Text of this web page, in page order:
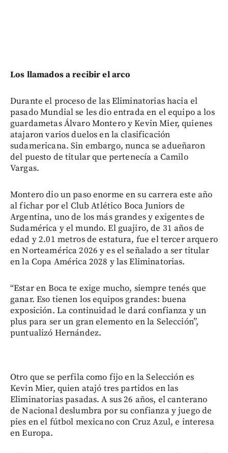
Los llamados a recibir el arco
Durante el proceso de las Eliminatorias hacia el
pasado Mundial se les dio entrada en el equipo a los
guardametas Álvaro Montero y Kevin Mier, quienes
atajaron varios duelos en la clasificación
sudamericana. Sin embargo, nunca se adueñaron
del puesto de titular que pertenecía a Camilo
Vargas.
Montero dio un paso enorme en su carrera este año
al fichar por el Club Atlético Boca Juniors de
Argentina, uno de los más grandes y exigentes de
Sudamérica y el mundo. El guajiro, de 31 años de
edad y 2.01 metros de estatura, fue el tercer arquero
en Norteamérica 2026 y es el señalado a ser titular
en la Copa América 2028 y las Eliminatorias.
“Estar en Boca te exige mucho, siempre tenés que
ganar. Eso tienen los equipos grandes: buena
exposición. La continuidad le dará confianza y un
plus para ser un gran elemento en la Selección”,
puntualizó Hernández.
Otro que se perfila como fijo en la Selección es
Kevin Mier, quien atajó tres partidos en las
Eliminatorias pasadas. A sus 26 años, el canterano
de Nacional deslumbra por su confianza y juego de
pies en el fútbol mexicano con Cruz Azul, e interesa
en Europa.